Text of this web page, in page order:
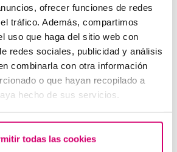
ofrecer funciones de redes
tráfico. Además, compartimos
uso que haga del sitio web con
redes sociales, publicidad y análisis
combinarla con otra información
o que hayan recopilado a
hecho de sus servicios.
todas las cookies
è diversa dalla donazione di embrioni?
per la donazione di embrioni?
gli embrioni sono di buona qualità?
di un embrione in una donazione di
in eccesso durante un